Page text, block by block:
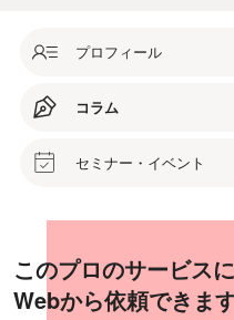
プロフィール
コラム
セミナー・イベント
このプロのサービスに
Webから依頼できま